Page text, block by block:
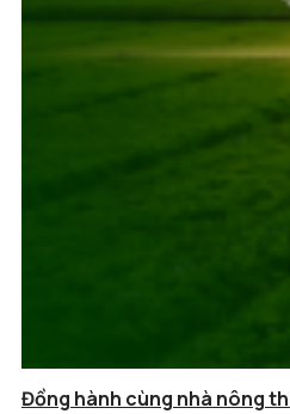
Đồng hành cùng nhà nông